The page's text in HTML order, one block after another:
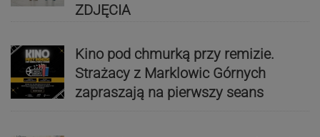
ZDJĘCIA
Kino pod chmurką przy remizie.
Strażacy z Marklowic Górnych
zapraszają na pierwszy seans